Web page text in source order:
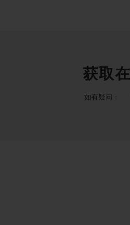
获取
如有疑问：